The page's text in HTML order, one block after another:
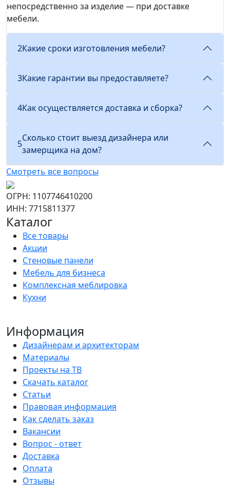
непосредственно за изделие — при доставке
мебели.
2Какие сроки изготовления мебели?
3Какие гарантии вы предоставляете?
4Как осуществляется доставка и сборка?
5
Сколько стоит выезд дизайнера или
замерщика на дом?
Смотреть все вопросы
ОГРН: 1107746410200
ИНН: 7715811377
Каталог
Все товары
Акции
Стеновые панели
Мебель для бизнеса
Комплексная меблировка
Кухни
Информация
Дизайнерам и архитекторам
Материалы
Проекты на ТВ
Скачать каталог
Статьи
Правовая информация
Как сделать заказ
Вакансии
Вопрос - ответ
Доставка
Оплата
Отзывы